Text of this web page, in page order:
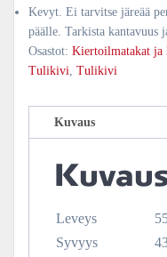
Kevyt. Ei tarvitse järeää
päälle. Tarkista kantavuus
Osastot: Kiertoilmatakat ja
Tulikivi, Tulikivi
Kuvaus
Leveys
Syvyys